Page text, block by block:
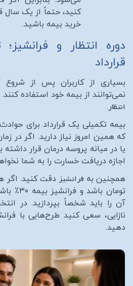
کنید، حتماً از یک سال
خرید بیمه باشید.
دوره انتظار و
قرارداد
بسیاری از کاربران پس از شروع
نمی‌توانند از بیمه خود استفاده
انتظار.
بیمه تکمیلی یک قرارداد برای
که همین امروز نیاز دارید. اگر در
یا در میانه پروسه درمان قرار داشته
اجازه دریافت خسارت را به شما
همچنین به فرانشیز
تومان باشد و فرانشیز بیمه ۳۰٪
آن را باید شخصاً بپردازید. در
نازایی، سعی کنید طرح‌هایی با
دهید.